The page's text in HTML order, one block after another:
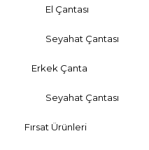
El Çantası
Seyahat Çantası
Erkek Çanta
Seyahat Çantası
Fırsat Ürünleri